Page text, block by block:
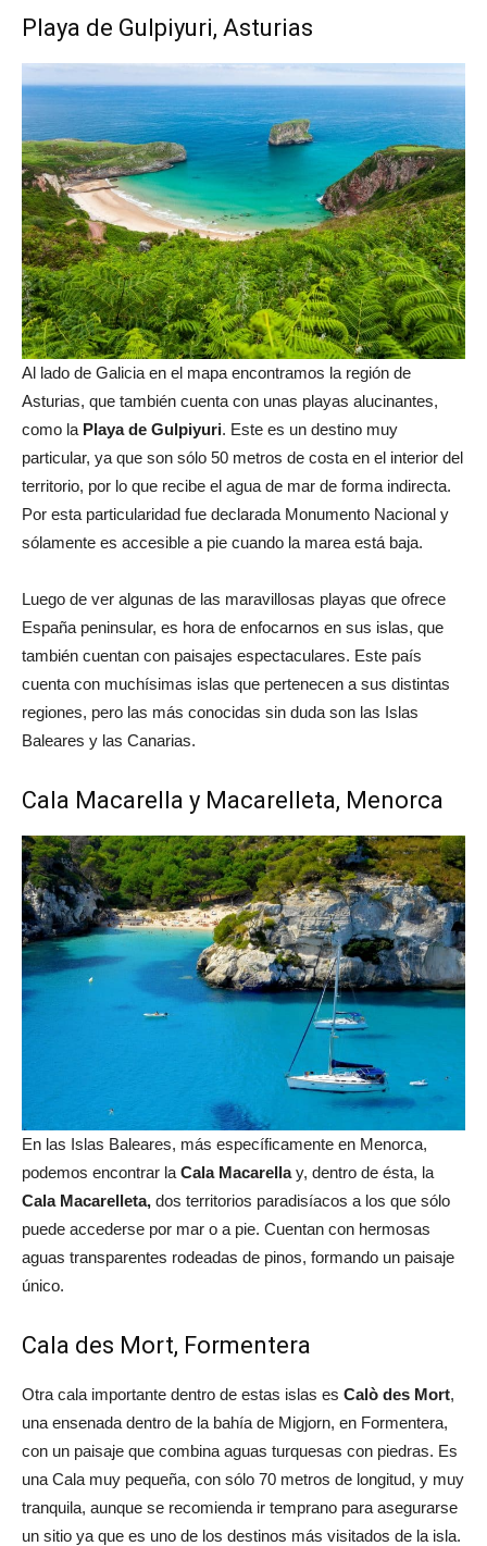
Playa de Gulpiyuri, Asturias
Al lado de Galicia en el mapa encontramos la región de
Asturias, que también cuenta con unas playas alucinantes,
como la Playa de Gulpiyuri. Este es un destino muy
particular, ya que son sólo 50 metros de costa en el interior del
territorio, por lo que recibe el agua de mar de forma indirecta.
Por esta particularidad fue declarada Monumento Nacional y
sólamente es accesible a pie cuando la marea está baja.
Luego de ver algunas de las maravillosas playas que ofrece
España peninsular, es hora de enfocarnos en sus islas, que
también cuentan con paisajes espectaculares. Este país
cuenta con muchísimas islas que pertenecen a sus distintas
regiones, pero las más conocidas sin duda son las Islas
Baleares y las Canarias.
Cala Macarella y Macarelleta, Menorca
En las Islas Baleares, más específicamente en Menorca,
podemos encontrar la Cala Macarellay, dentro de ésta, la
Cala Macarelleta, dos territorios paradisíacos a los que sólo
puede accederse por mar o a pie. Cuentan con hermosas
aguas transparentes rodeadas de pinos, formando un paisaje
único.
Cala des Mort, Formentera
Otra cala importante dentro de estas islas es Calò des Mort,
una ensenada dentro de la bahía de Migjorn, en Formentera,
con un paisaje que combina aguas turquesas con piedras. Es
una Cala muy pequeña, con sólo 70 metros de longitud, y muy
tranquila, aunque se recomienda ir temprano para asegurarse
un sitio ya que es uno de los destinos más visitados de la isla.